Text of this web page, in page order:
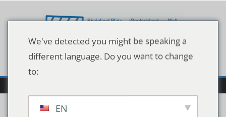
Inhalt
We've detected you might be speaking a
different language. Do you want to change
to:
EN